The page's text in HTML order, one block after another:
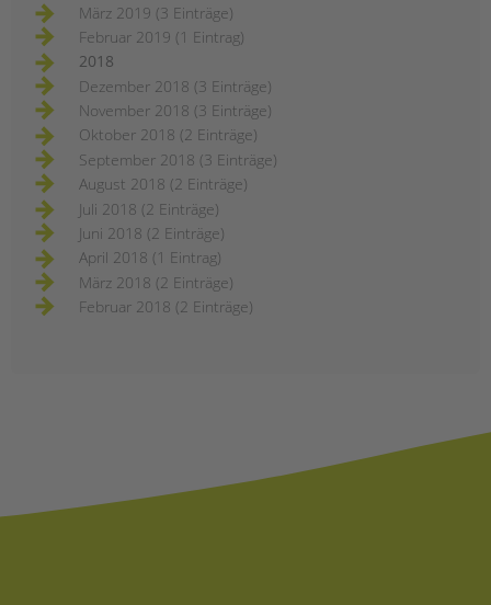
März 2019 (3 Einträge)
Februar 2019 (1 Eintrag)
2018
Dezember 2018 (3 Einträge)
November 2018 (3 Einträge)
Oktober 2018 (2 Einträge)
September 2018 (3 Einträge)
August 2018 (2 Einträge)
Juli 2018 (2 Einträge)
Juni 2018 (2 Einträge)
April 2018 (1 Eintrag)
März 2018 (2 Einträge)
Februar 2018 (2 Einträge)